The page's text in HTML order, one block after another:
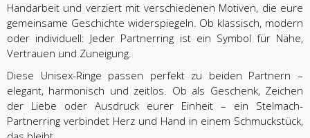
Handarbeit und verziert mit verschiedenen Motiven, die eure
gemeinsame Geschichte widerspiegeln. Ob klassisch, modern
oder individuell: Jeder Partnerring ist ein Symbol für Nähe,
Vertrauen und Zuneigung.
Diese Unisex-Ringe passen perfekt zu beiden Partnern –
elegant, harmonisch und zeitlos. Ob als Geschenk, Zeichen
der Liebe oder Ausdruck eurer Einheit – ein Stelmach-
Partnerring verbindet Herz und Hand in einem Schmuckstück,